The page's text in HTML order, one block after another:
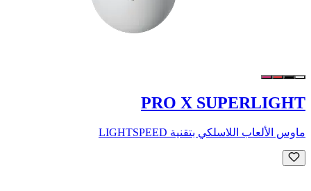
PRO X SUPERLIGHT
ماوس الألعاب اللاسلكي بتقنية LIGHTSPEED